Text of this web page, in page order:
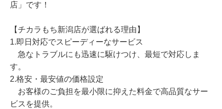
店」です！
【チカラもち新潟店が選ばれる理由】
1.即日対応でスピーディーなサービス
急なトラブルにも迅速に駆けつけ、最短で対応しま
す。
2.格安・最安値の価格設定
お客様のご負担を最小限に抑えた料金で高品質なサー
ビスを提供。